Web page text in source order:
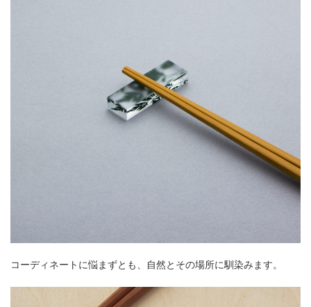
コーディネートに悩まずとも、自然とその場所に馴染みます。